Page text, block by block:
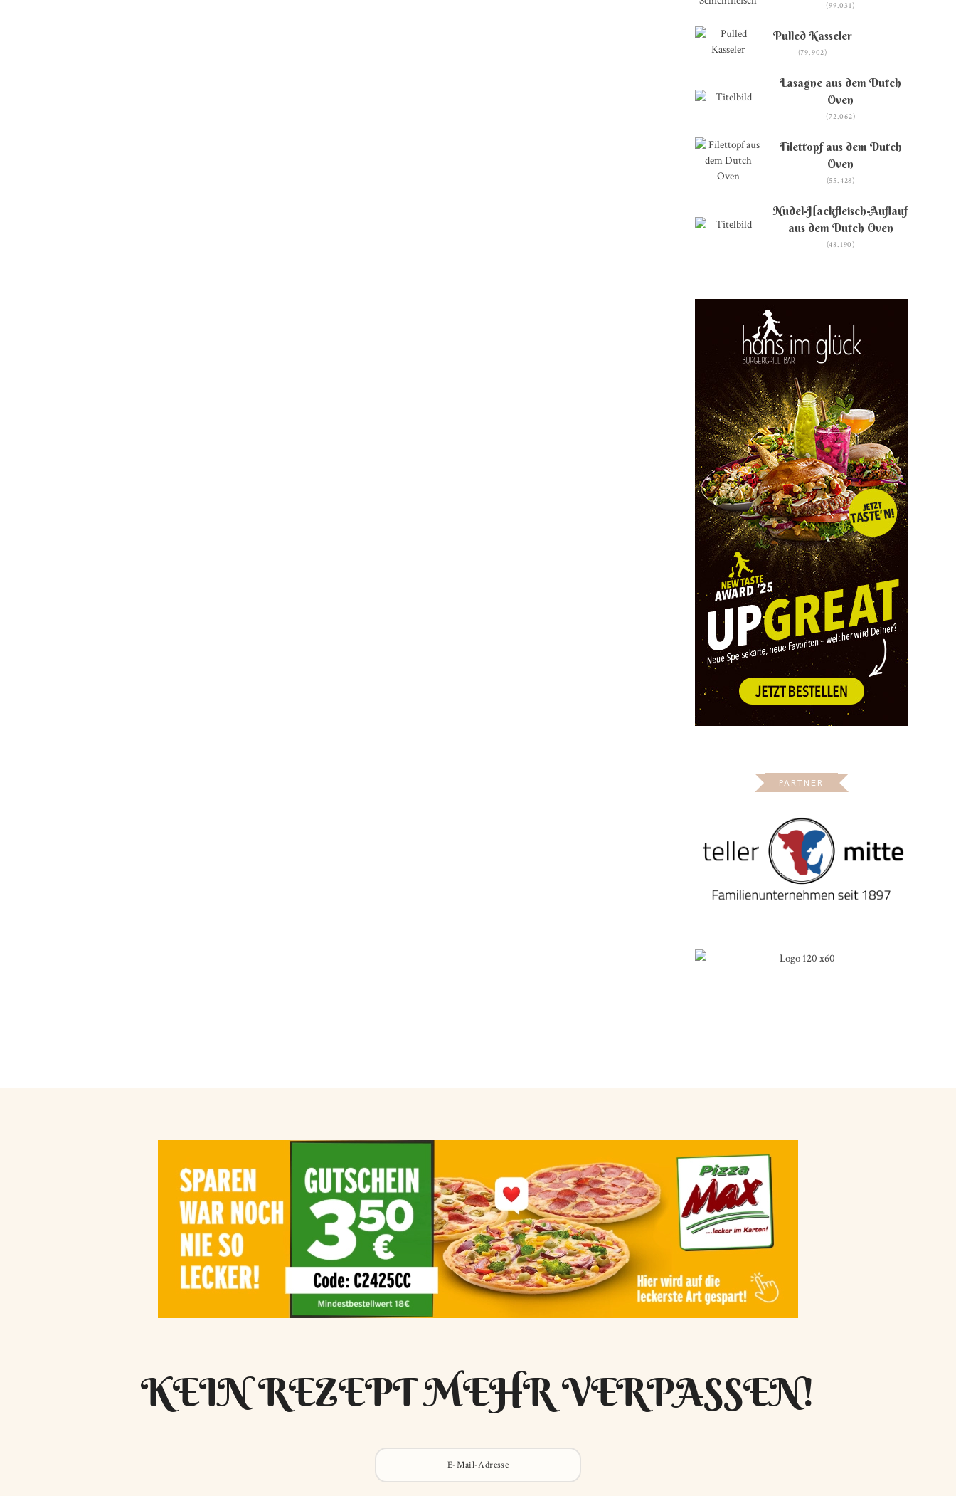
(99.031)
Pulled Kasseler
(79.902)
Lasagne aus dem Dutch
Oven
(72.062)
Filettopf aus dem Dutch
Oven
(55.428)
Nudel-Hackfleisch-Auflauf
aus dem Dutch Oven
(48.190)
PARTNER
KEIN REZEPT MEHR VERPASSEN!